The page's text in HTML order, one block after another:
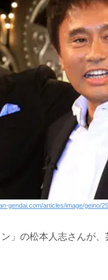
gendai.com/articles/image/geino/
」の松本人志さんが